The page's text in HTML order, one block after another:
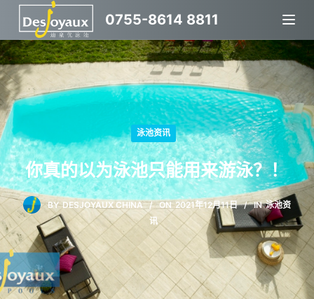
跳
过
内
容
0755-8614 8811
泳池资讯
你真的以为泳池只能用来游泳？！
BY DESJOYAUX CHINA ON 2021年12月11日 IN 泳池资
讯